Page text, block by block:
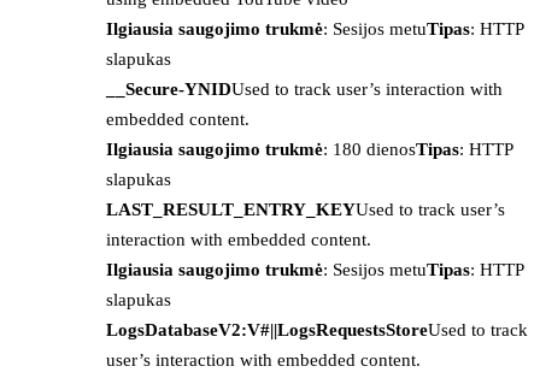
Ilgiausia saugojimo trukmė: Sesijos metuTipas: HTTP
slapukas
__Secure-YNIDUsed to track user’s interaction with
embedded content.
Ilgiausia saugojimo trukmė: 180 dienosTipas: HTTP
slapukas
LAST_RESULT_ENTRY_KEYUsed to track user’s
interaction with embedded content.
Ilgiausia saugojimo trukmė: Sesijos metuTipas: HTTP
slapukas
LogsDatabaseV2:V#||LogsRequestsStoreUsed to track
user’s interaction with embedded content.